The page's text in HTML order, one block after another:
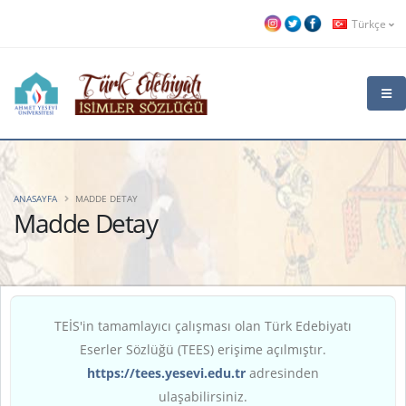
Türkçe
Madde Detay
ANASAYFA MADDE DETAY
TEİS'in tamamlayıcı çalışması olan Türk Edebiyatı
Eserler Sözlüğü (TEES) erişime açılmıştır.
https://tees.yesevi.edu.tr adresinden
ulaşabilirsiniz.